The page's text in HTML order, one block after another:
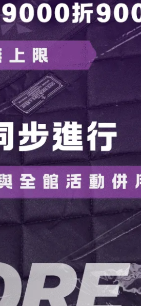
維護時可以使用遮蔽膠帶保護黃
行保濕）
程中的劃痕或擦傷，敬請理解。
您能理解這是產品的獨特特徵。
的固化劑所致，不會對人體產生影